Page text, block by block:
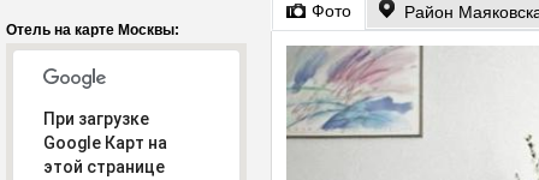
Отель на карте Москвы:
При загрузке
Google Карт на
этой странице
Фото Район